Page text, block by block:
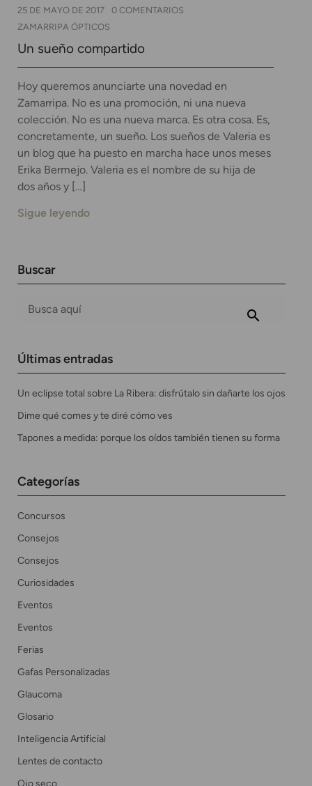
25 DE MAYO DE 2017
0 COMENTARIOS
ZAMARRIPA ÓPTICOS
Un sueño compartido
Hoy queremos anunciarte una novedad en
Zamarripa. No es una promoción, ni una nueva
colección. No es una nueva marca. Es otra cosa. Es,
concretamente, un sueño. Los sueños de Valeria es
un blog que ha puesto en marcha hace unos meses
Erika Bermejo. Valeria es el nombre de su hija de
dos años y […]
Sigue leyendo
Buscar
Últimas entradas
Un eclipse total sobre La Ribera: disfrútalo sin dañarte los ojos
Dime qué comes y te diré cómo ves
Tapones a medida: porque los oídos también tienen su forma
Categorías
Concursos
Consejos
Consejos
Curiosidades
Eventos
Eventos
Ferias
Gafas Personalizadas
Glaucoma
Glosario
Inteligencia Artificial
Lentes de contacto
Ojo seco